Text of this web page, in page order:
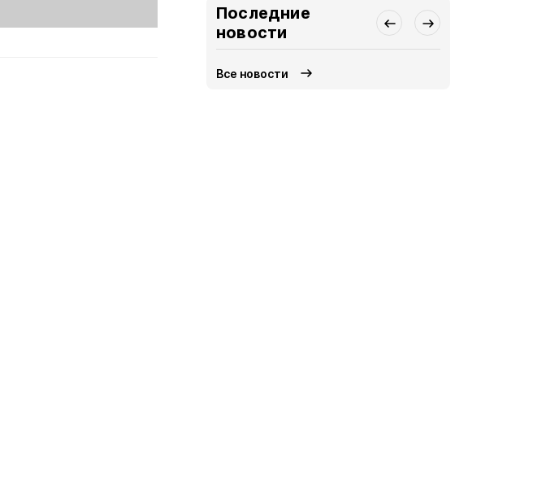
Последние
новости
Все новости